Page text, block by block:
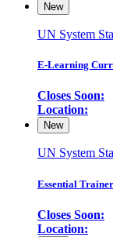
New
UN System
E-Learning
Closes Soon:
Location:
New
UN System
Essential
Closes Soon:
Location: